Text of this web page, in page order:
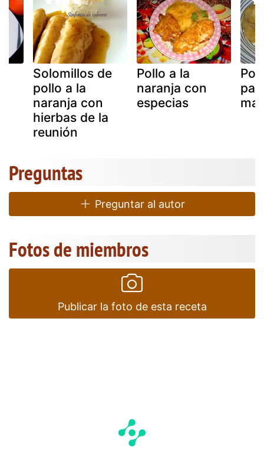
Solomillos de
pollo a la
naranja con
hierbas de la
reunión
Pollo a la
naranja con
especias
Preguntas
Preguntar al autor
Fotos de miembros
Publicar la foto de esta receta